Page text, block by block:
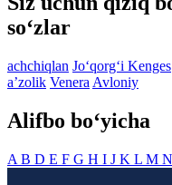
so‘zlar
achchiqlan Jo‘qorg‘i Kenges
aʼzolik Venera Avloniy
Alifbo bo‘yicha
A B D E F G H I J K L M N